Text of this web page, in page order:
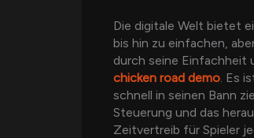
Die digitale Welt bietet
bis hin zu einfachen,
durch seine Einfachheit
chicken road demo. Es
schnell in seinen Bann
Steuerung und das
Zeitvertreib für Spieler